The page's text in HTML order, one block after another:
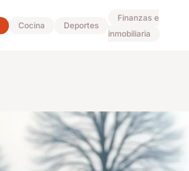
Cocina Deportes
Finanzas e
inmobiliaria